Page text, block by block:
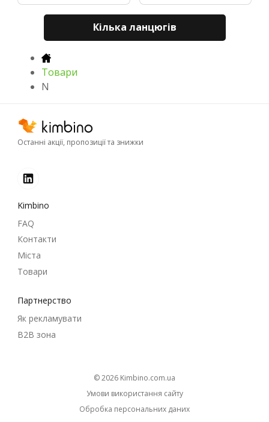
Кілька ланцюгів
Товари
N
Останні акції, пропозиції та знижки
Kimbino
FAQ
Контакти
Міста
Товари
Партнерство
Як рекламувати
B2B зона
© 2026
kimbino.com.ua
Умови використання сайту
Обробка персональних даних